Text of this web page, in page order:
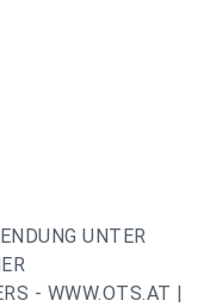
UNTER
- WWW.OTS.AT |